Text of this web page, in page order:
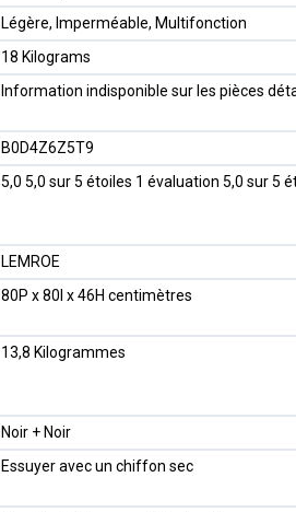
‎Légère, Imperméable, Multifonction
‎18 Kilograms
‎Information indisponible sur les pièces
B0D4Z6Z5T9
5,0 5,0 sur 5 étoiles 1 évaluation 5,0 sur 5
LEMROE
80P x 80l x 46H centimètres
13,8 Kilogrammes
Noir + Noir
Essuyer avec un chiffon sec